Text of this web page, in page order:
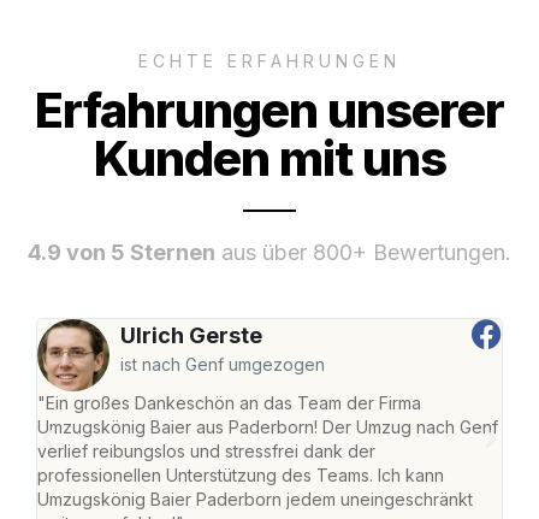
ECHTE ERFAHRUNGEN
Erfahrungen unserer
Kunden mit uns
4.9 von 5 Sternen aus über 800+ Bewertungen.
Ulrich Gerste
ist nach Genf umgezogen
"Ein großes Dankeschön an das Team der Firma
Umzugskönig Baier aus Paderborn! Der Umzug nach Genf
verlief reibungslos und stressfrei dank der
professionellen Unterstützung des Teams. Ich kann
Umzugskönig Baier Paderborn jedem uneingeschränkt